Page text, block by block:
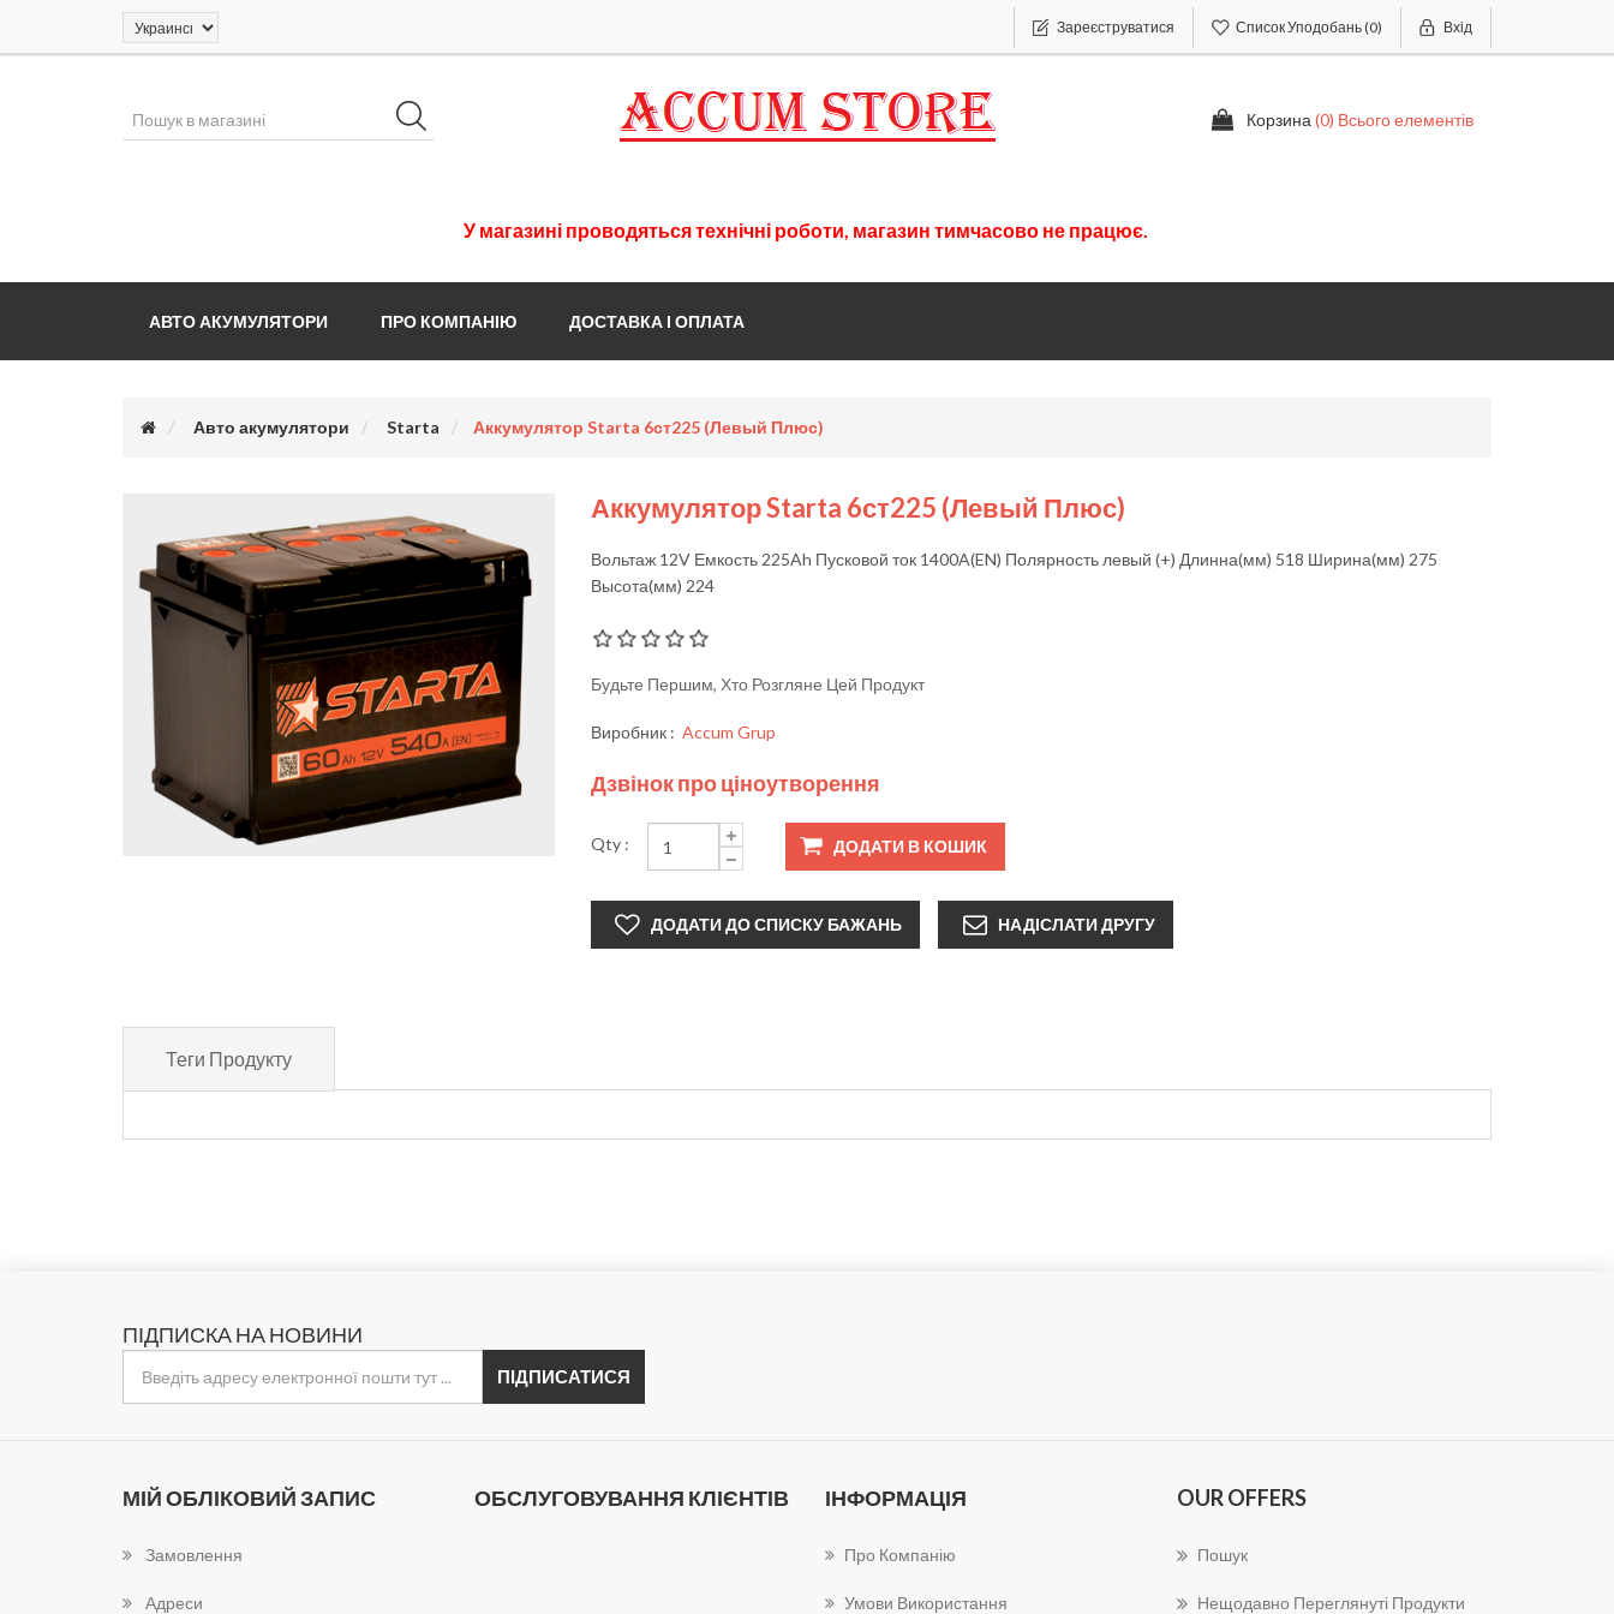
Зареєструватися Список Уподобань(0) Вхід
Корзина (0) Всього елементів
У магазині проводятьсятехнічні роботи, магазин тимчасово не працює.
АВТО АКУМУЛЯТОРИ ПРО КОМПАНІЮ ДОСТАВКА І ОПЛАТА
Авто акумулятори Starta Аккумулятор Starta 6ст225 (левый Плюс)
Аккумулятор Starta 6ст225 (левый Плюс)
Вольтаж 12V Емкость 225Ah Пусковой ток 1400A(EN) Полярность левый (+) Длинна(мм) 518 Ширина(мм) 275
Высота(мм) 224
Будьте Першим, Хто Розгляне Цей Продукт
Виробник : Accum Grup
Дзвінок про ціноутворення
Qty :
Теги Продукту
ПІДПИСКА НА НОВИНИ
МІЙ ОБЛІКОВИЙ ЗАПИС
Замовлення
Адреси
ОБСЛУГОВУВАННЯ КЛІЄНТІВ ІНФОРМАЦІЯ
Про Компанію
Умови Використання
OUR OFFERS
Пошук
Нещодавно Переглянуті Продукти